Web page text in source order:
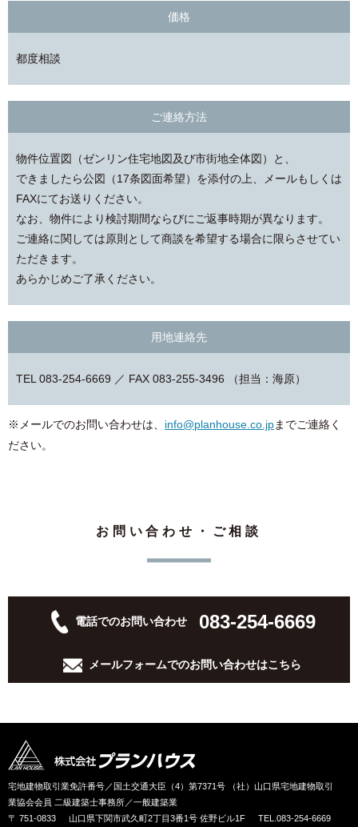
価格
都度相談
ご連絡方法
物件位置図（ゼンリン住宅地図及び市街地全体図）と、
できましたら公図（17条図面希望）を添付の上、メールもしくは
FAXにてお送りください。
なお、物件により検討期間ならびにご返事時期が異なります。
ご連絡に関しては原則として商談を希望する場合に限らさせてい
ただきます。
あらかじめご了承ください。
用地連絡先
TEL 083-254-6669 ／ FAX 083-255-3496 （担当：海原）
※メールでのお問い合わせは、 info@planhouse.co.jpまでご連絡く
ださい。
お問い合わせ・ご相談
電話でのお問い合わせ 083-254-6669
メールフォームでのお問い合わせはこちら
宅地建物取引業免許番号／国土交通大臣（4）第7371号 （社）山口県宅地建物取引
業協会会員 二級建築士事務所／一般建築業
〒 751-0833
山口県下関市武久町2丁目3番1号 佐野ビル1F TEL.083-254-6669